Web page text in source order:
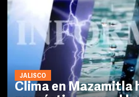
JALISCO
Clima en Mazamitla